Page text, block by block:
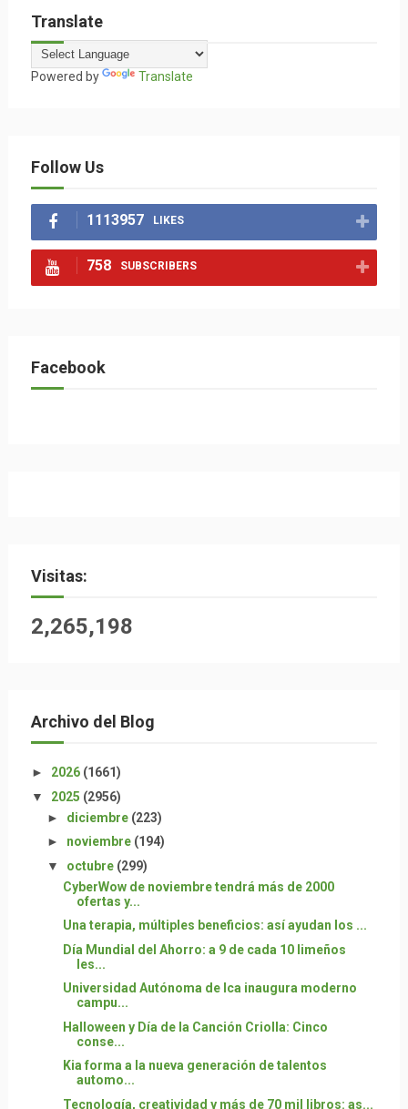
Translate
Powered by Translate
Follow Us
1113957 LIKES
758 SUBSCRIBERS
Facebook
Visitas:
2,265,198
Archivo del Blog
► 2026 (1661)
▼ 2025 (2956)
► diciembre (223)
► noviembre (194)
▼ octubre (299)
CyberWow de noviembre tendrá más de 2000
ofertas y...
Una terapia, múltiples beneficios: así ayudan los ...
Día Mundial del Ahorro: a 9 de cada 10 limeños
les...
Universidad Autónoma de Ica inaugura moderno
campu...
Halloween y Día de la Canción Criolla: Cinco
conse...
Kia forma a la nueva generación de talentos
automo...
Tecnología, creatividad y más de 70 mil libros: as...